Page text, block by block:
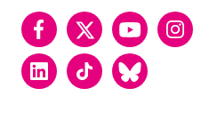
FacebookTwitter YouTubeInstagram
LinkedInTikTok Bluesky